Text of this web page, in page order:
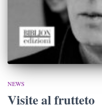
NEWS
Visite al frutteto